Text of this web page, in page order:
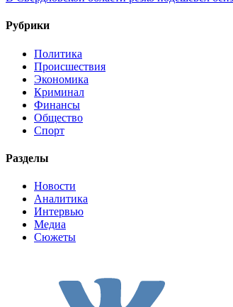
Рубрики
Политика
Происшествия
Экономика
Криминал
Финансы
Общество
Спорт
Разделы
Новости
Аналитика
Интервью
Медиа
Сюжеты